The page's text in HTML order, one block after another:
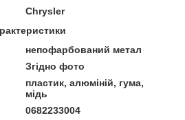
Chrysler
непофарбований метал
Згідно фото
пластик, алюміній, гума,
мідь
0682233004